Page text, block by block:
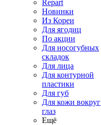
Repart
Новинки
Из Кореи
Для ягодиц
По акции
Для носогубных
складок
Для лица
Для контурной
пластики
Для губ
Для кожи вокруг
глаз
Ещё